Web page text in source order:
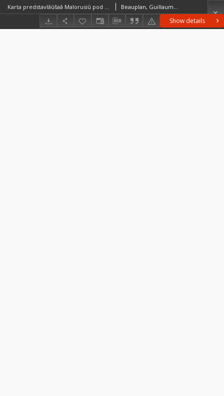
Show details
Karta predstavlâûŝaâ Malorusiû pod vladeniem Pol'skim Beauplan, Guillaume Le Vasseur de (c. 1600 – 1675)